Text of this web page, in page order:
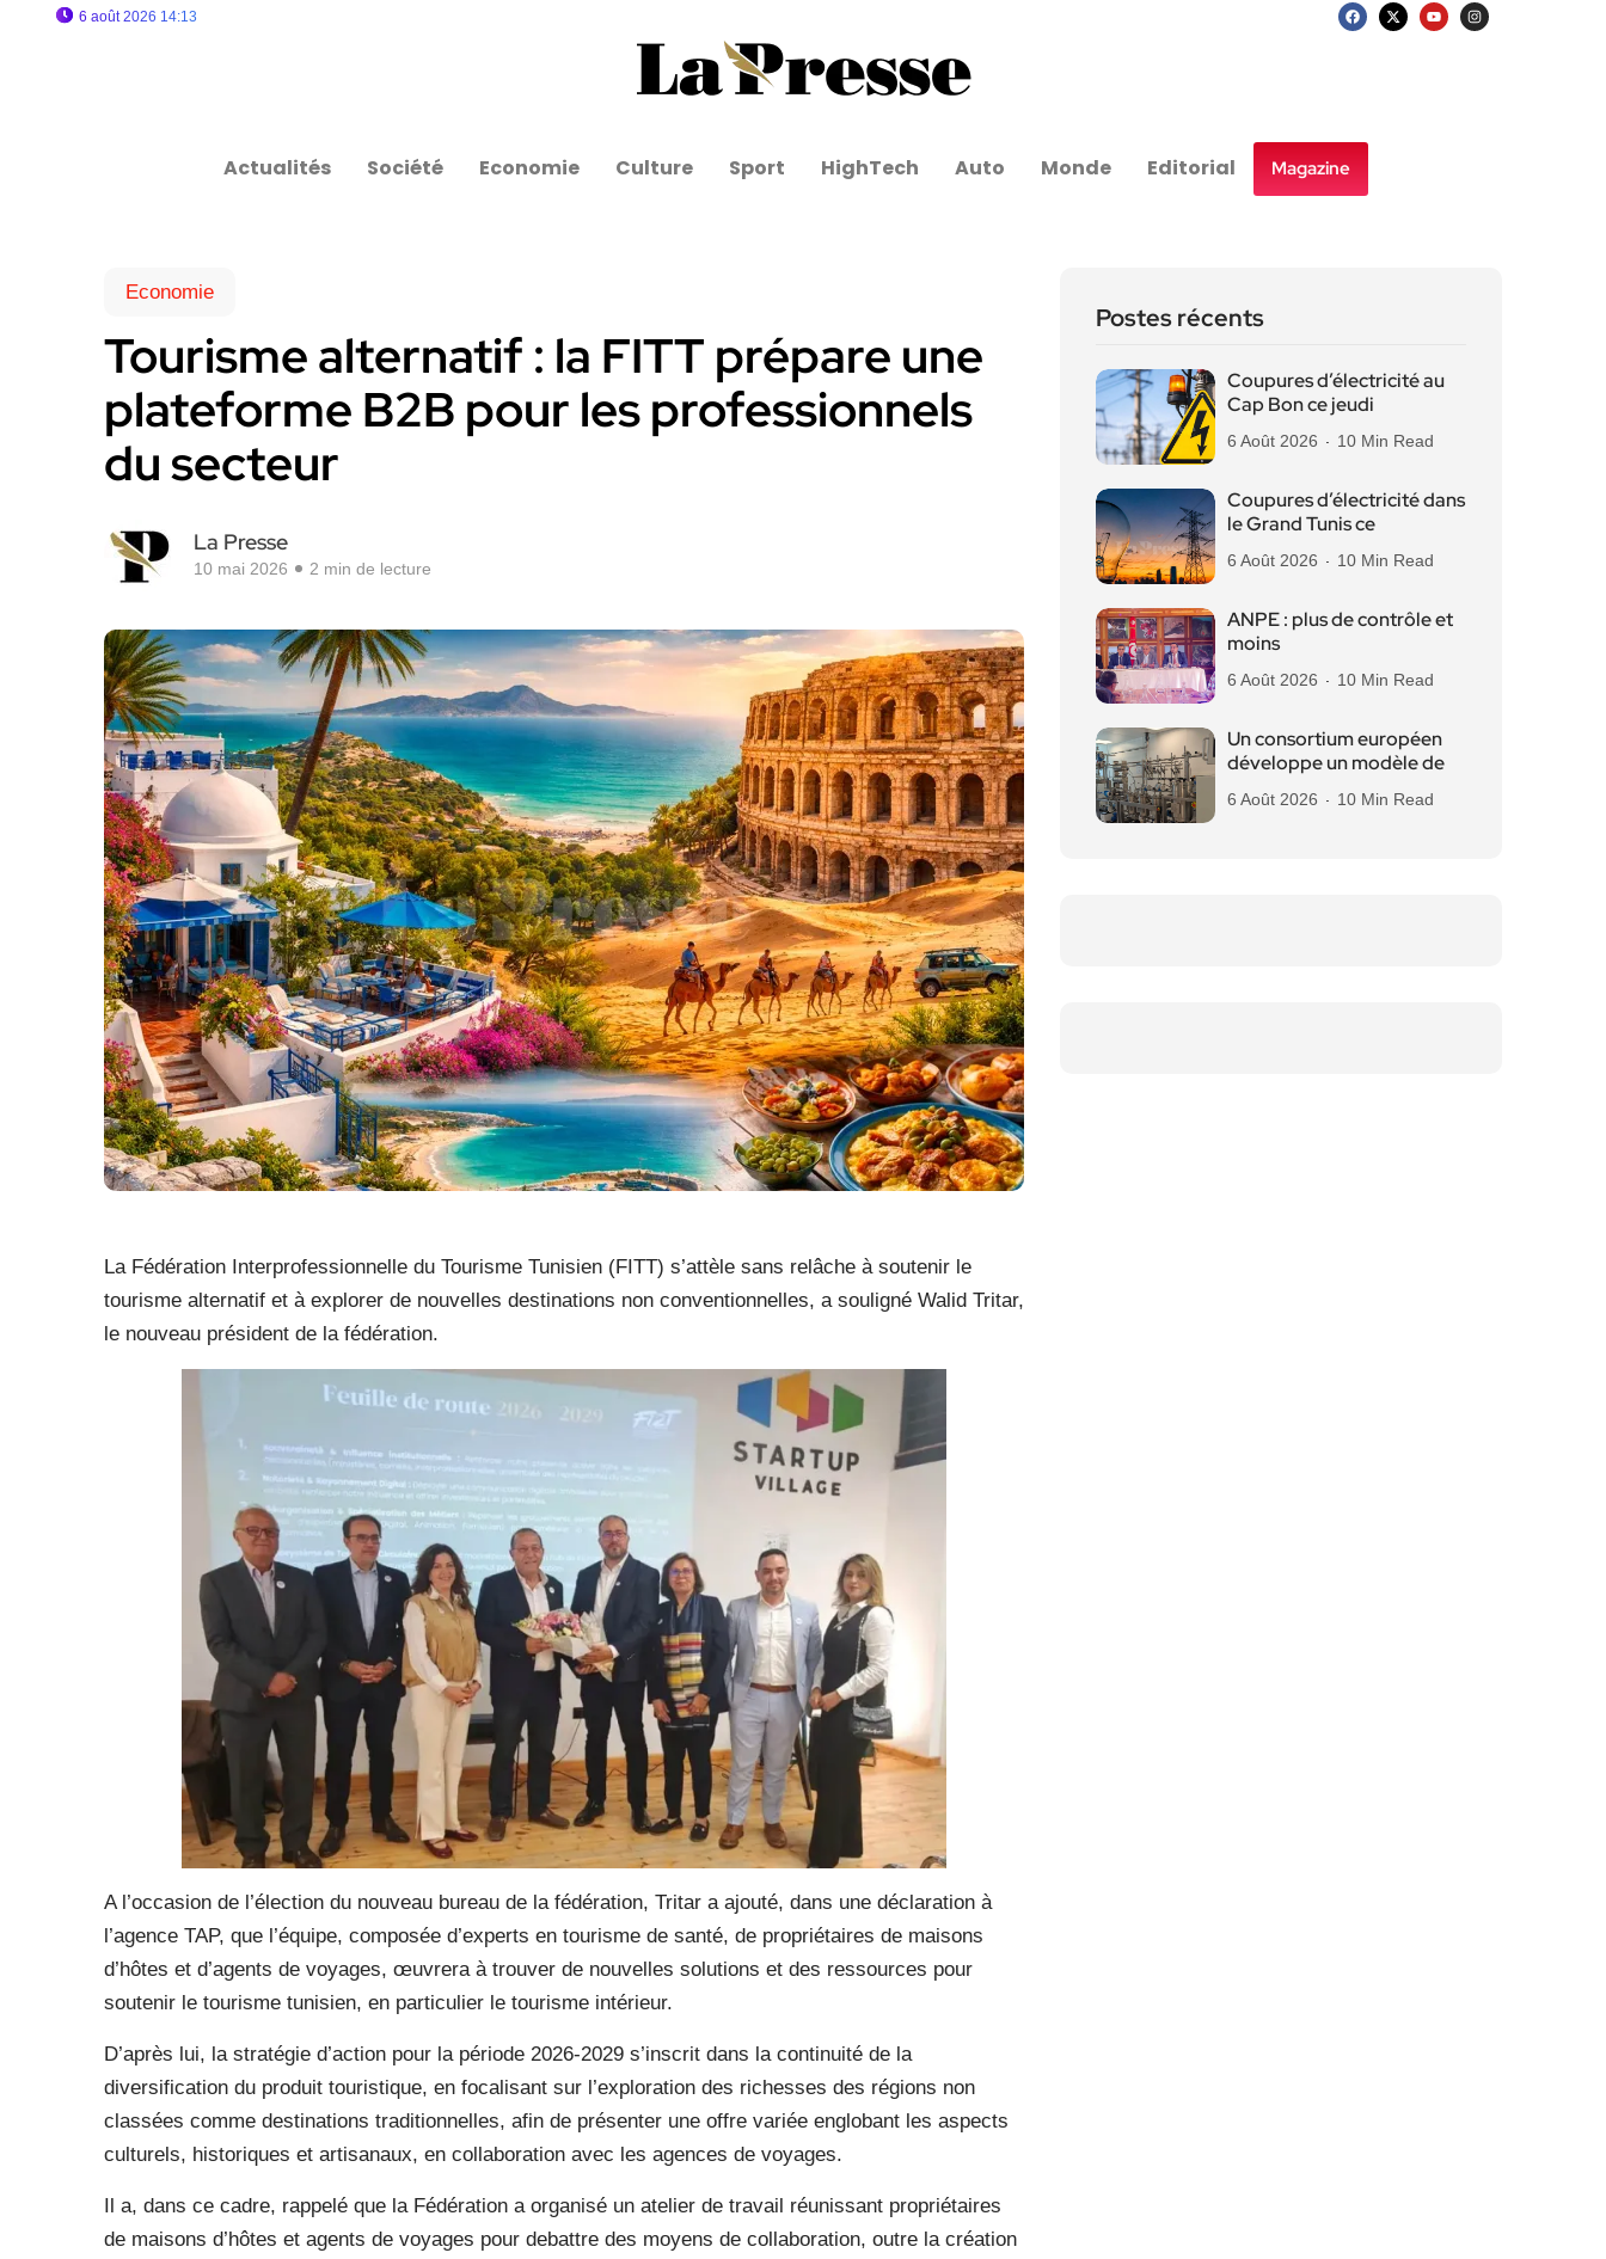
6 août 2026 14:13
Actualités Société Economie Culture Sport HighTech Auto Monde Editorial Magazine
Economie
Tourisme alternatif : la FITT prépare une
plateforme B2B pour les professionnels
du secteur
La Presse
10 mai 2026 2 min de lecture
La Fédération Interprofessionnelle du Tourisme Tunisien (FITT) s’attèle sans relâche à soutenir le
tourisme alternatif et à explorer de nouvelles destinations non conventionnelles, a souligné Walid Tritar,
le nouveau président de la fédération.
A l’occasion de l’élection du nouveau bureau de la fédération, Tritar a ajouté, dans une déclaration à
l’agence TAP, que l’équipe, composée d’experts en tourisme de santé, de propriétaires de maisons
d’hôtes et d’agents de voyages, œuvrera à trouver de nouvelles solutions et des ressources pour
soutenir le tourisme tunisien, en particulier le tourisme intérieur.
D’après lui, la stratégie d’action pour la période 2026-2029 s’inscrit dans la continuité de la
diversification du produit touristique, en focalisant sur l’exploration des richesses des régions non
classées comme destinations traditionnelles, afin de présenter une offre variée englobant les aspects
culturels, historiques et artisanaux, en collaboration avec les agences de voyages.
Il a, dans ce cadre, rappelé que la Fédération a organisé un atelier de travail réunissant propriétaires
de maisons d’hôtes et agents de voyages pour debattre des moyens de collaboration, outre la création
Postes récents
Coupures d’électricité au
Cap Bon ce jeudi
6 Août 2026 10 Min Read
Coupures d’électricité dans
le Grand Tunis ce
6 Août 2026 10 Min Read
ANPE : plus de contrôle et
moins
6 Août 2026 10 Min Read
Un consortium européen
développe un modèle de
6 Août 2026 10 Min Read